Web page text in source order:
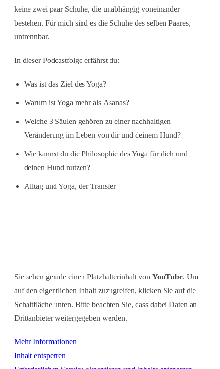
keine zwei paar Schuhe, die unabhängig voneinander
bestehen. Für mich sind es die Schuhe des selben Paares,
untrennbar.
In dieser Podcastfolge erfährst du:
Was ist das Ziel des Yoga?
Warum ist Yoga mehr als Āsanas?
Welche 3 Säulen gehören zu einer nachhaltigen
Veränderung im Leben von dir und deinem Hund?
Wie kannst du die Philosophie des Yoga für dich und
deinen Hund nutzen?
Alltag und Yoga, der Transfer
Sie sehen gerade einen Platzhalterinhalt von YouTube. Um
auf den eigentlichen Inhalt zuzugreifen, klicken Sie auf die
Schaltfläche unten. Bitte beachten Sie, dass dabei Daten an
Drittanbieter weitergegeben werden.
Mehr Informationen
Inhalt entsperren